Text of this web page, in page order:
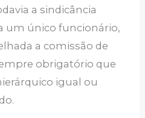
a sindicância
um único funcionário,
a comissão de
obrigatório que
igual ou